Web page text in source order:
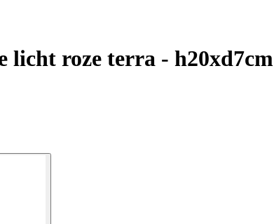
licht roze terra - h20xd7cm